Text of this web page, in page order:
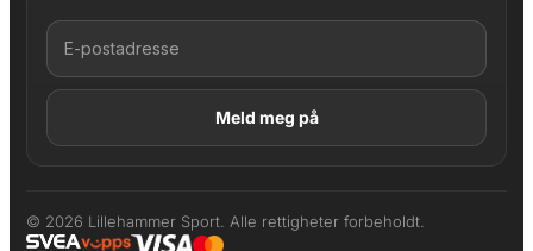
© 2026 Lillehammer Sport. Alle rettigheter forbeholdt.
LAGT I HANDLEKURV
Produktet er lagt til